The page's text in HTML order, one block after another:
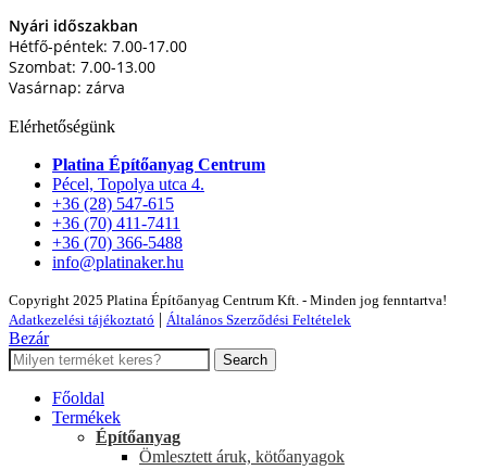
Nyári időszakban
Hétfő-péntek: 7.00-17.00
Szombat: 7.00-13.00
Vasárnap: zárva
Elérhetőségünk
Platina Építőanyag Centrum
Pécel, Topolya utca 4.
+36 (28) 547-615
+36 (70) 411-7411
+36 (70) 366-5488
info@platinaker.hu
Copyright 2025 Platina Építőanyag Centrum Kft. - Minden jog fenntartva!
Adatkezelési tájékoztató | Általános Szerződési Feltételek
Bezár
Search
Főoldal
Termékek
Építőanyag
Ömlesztett áruk, kötőanyagok